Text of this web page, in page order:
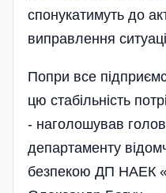
спонукатимуть до
виправлення
Попри все
цю стабільність
- наголошував
департаменту
безпекою ДП НАЕК